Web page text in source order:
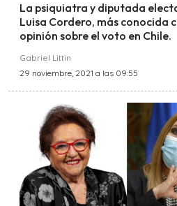
La psiquiatra y diputada
Luisa Cordero, más conocida
opinión sobre el voto en Chile.
Gabriel Littin
29 noviembre, 2021 a las 09:55